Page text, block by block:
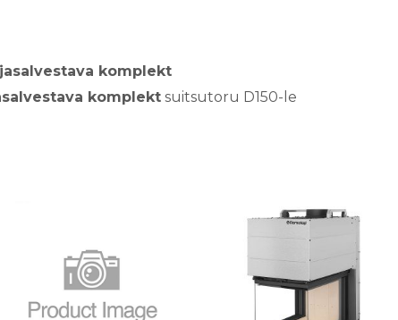
komplekt
komplektsuitsutoru D150-le